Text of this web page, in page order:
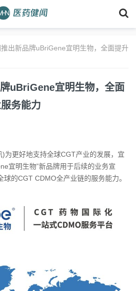
出新品牌uBriGene宜明生物，全面提升
uBriGene宜明生物，全面
务能力
为更好地支持全球CGT产业的发展，宜
宜明生物”新品牌用于后续的业务宣
的CGT CDMO全产业链的服务能力。